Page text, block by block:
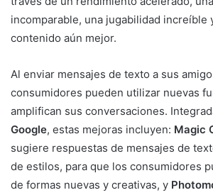
incomparable, una jugabilidad increíble
contenido aún mejor.
Al enviar mensajes de texto a sus
consumidores pueden utilizar nuevas
amplifican sus conversaciones.
Google, estas mejoras incluyen: Magic
sugiere respuestas de mensajes de
de estilos, para que los consumidores
de formas nuevas y creativas, y